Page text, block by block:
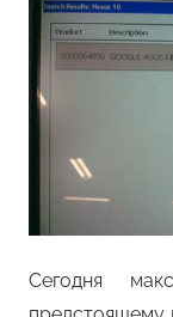
Сегодня